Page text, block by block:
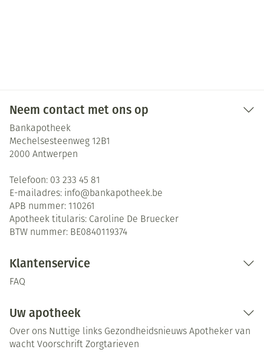
Neem contact met ons op
Bankapotheek
Mechelsesteenweg 12B1
2000 Antwerpen
Telefoon: 03 233 45 81
E-mailadres: info@bankapotheek.be
APB nummer: 110261
Apotheek titularis: Caroline De Bruecker
BTW nummer: BE0840119374
Klantenservice
FAQ
Uw apotheek
Over ons Nuttige links Gezondheidsnieuws Apotheker van
wacht Voorschrift Zorgtarieven